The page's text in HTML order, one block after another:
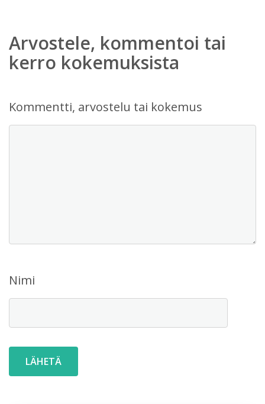
Arvostele, kommentoi tai
kerro kokemuksista
Kommentti, arvostelu tai kokemus
Nimi